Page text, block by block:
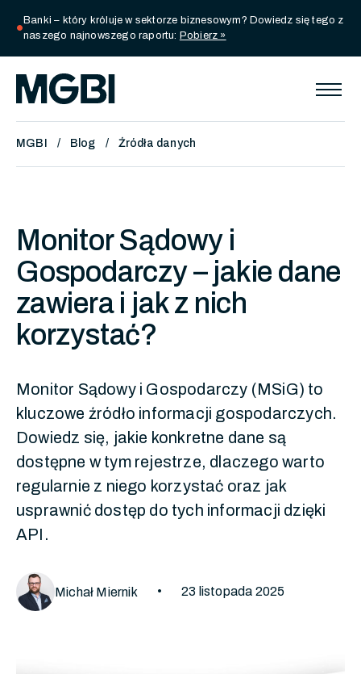
circle
Banki – który króluje w sektorze biznesowym? Dowiedz się tego z
naszego najnowszego raportu: Pobierz »
MGBI Blog Źródła danych
Monitor Sądowy i
Gospodarczy – jakie dane
zawiera i jak z nich
korzystać?
Monitor Sądowy i Gospodarczy (MSiG) to
kluczowe źródło informacji gospodarczych.
Dowiedz się, jakie konkretne dane są
dostępne w tym rejestrze, dlaczego warto
regularnie z niego korzystać oraz jak
usprawnić dostęp do tych informacji dzięki
API.
Michał Miernik • 23 listopada 2025